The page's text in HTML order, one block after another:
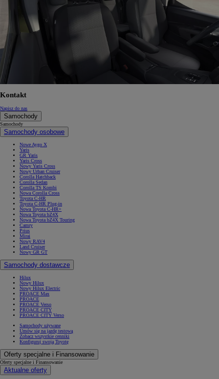
Kontakt
Napisz do nas
Samochody
Samochody
Samochody osobowe
Nowe Aygo X
Yaris
GR Yaris
Yaris Cross
Nowy Yaris Cross
Nowy Urban Cruiser
Corolla Hatchback
Corolla Sedan
Corolla TS Kombi
Nowa Corolla Cross
Toyota C-HR
Toyota C-HR Plug-in
Nowa Toyota C-HR+
Nowa Toyota bZ4X
Nowa Toyota bZ4X Touring
Camry
Prius
Mirai
Nowy RAV4
Land Cruiser
Nowy GR GT
Samochody dostawcze
Hilux
Nowy Hilux
Nowy Hilux Electric
PROACE Max
PROACE
PROACE Verso
PROACE CITY
PROACE CITY Verso
Samochody używane
Umów się na jazdę testową
Zobacz wszystkie cenniki
Konfiguruj swoją Toyotę
Oferty specjalne i Finansowanie
Oferty specjalne i Finansowanie
Aktualne oferty